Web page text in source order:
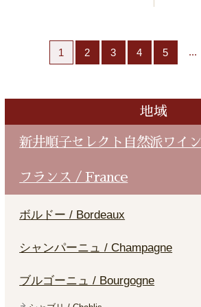
1 2 3 4 5 ...
地域
新井順子セレクト自然派ワイン
フランス / France
ボルドー / Bordeaux
シャンパーニュ / Champagne
ブルゴーニュ / Bourgogne